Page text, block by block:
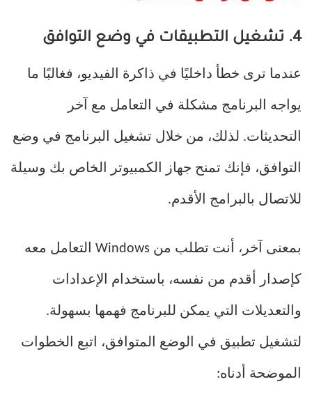
4. تشغيل التطبيقات في وضع التوافق
عندما ترى خطأ داخليًا في ذاكرة الفيديو، فغالبًا ما
يواجه البرنامج مشكلة في التعامل مع آخر
التحديثات. لذلك، من خلال تشغيل البرنامج في وضع
التوافق، فإنك تمنح جهاز الكمبيوتر الخاص بك وسيلة
للاتصال بالبرامج الأقدم.
بمعنى آخر، أنت تطلب من Windows التعامل معه
كإصدار أقدم من نفسه، باستخدام الإعدادات
والتعديلات التي يمكن للبرنامج فهمها بسهولة.
لتشغيل تطبيق في الوضع المتوافق، اتبع الخطوات
الموضحة أدناه: